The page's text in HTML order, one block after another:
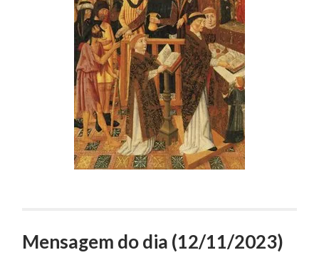
Mensagem do dia (12/11/2023)